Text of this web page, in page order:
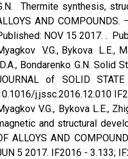
Thermite synthesis,
AND
NOV 15 2017. .
V.G., Bykova L.E.,
Bondarenko G.N. Solid
of SOLID
j.jssc.2016.12.010
V.G., Bykova L.E.,
and structural
ALLOYS AND
5 2017. IF2016 - 3.133;